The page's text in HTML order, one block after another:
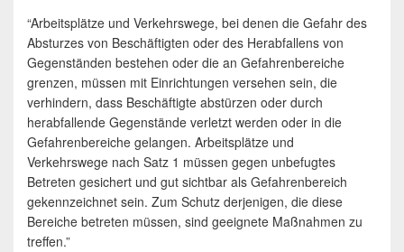
“Arbeitsplätze und Verkehrswege, bei denen die Gefahr des
Absturzes von Beschäftigten oder des Herabfallens von
Gegenständen bestehen oder die an Gefahrenbereiche
grenzen, müssen mit Einrichtungen versehen sein, die
verhindern, dass Beschäftigte abstürzen oder durch
herabfallende Gegenstände verletzt werden oder in die
Gefahrenbereiche gelangen. Arbeitsplätze und
Verkehrswege nach Satz 1 müssen gegen unbefugtes
Betreten gesichert und gut sichtbar als Gefahrenbereich
gekennzeichnet sein. Zum Schutz derjenigen, die diese
Bereiche betreten müssen, sind geeignete Maßnahmen zu
treffen.”